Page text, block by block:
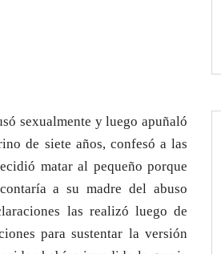
sexualmente y luego apuñaló
de siete años, confesó a las
matar al pequeño porque
a su madre del abuso
las realizó luego de
para sustentar la versión